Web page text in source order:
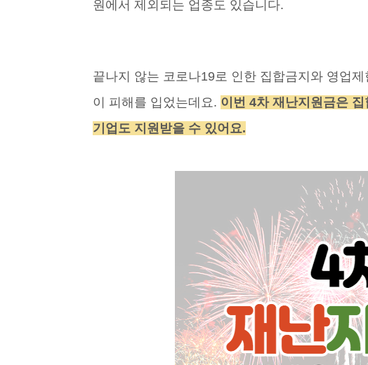
원에서 제외되는 업종도 있습니다.
끝나지 않는 코로나19로 인한 집합금지와 영업
이 피해를 입었는데요. 이번 4차 재난지원금은
기업도 지원받을 수 있어요.